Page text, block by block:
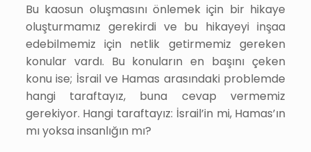
Bu kaosun oluşmasını önlemek için bir hikaye
oluşturmamız gerekirdi ve bu hikayeyi inşaa
edebilmemiz için netlik getirmemiz gereken
konular vardı. Bu konuların en başını çeken
konu ise; İsrail ve Hamas arasındaki problemde
hangi taraftayız, buna cevap vermemiz
gerekiyor. Hangi taraftayız: İsrail’in mi, Hamas’ın
mı yoksa insanlığın mı?